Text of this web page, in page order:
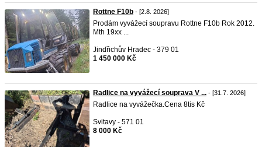
Rottne F10b - [2.8. 2026]
Prodám vyvážecí soupravu Rottne F10b Rok 2012.
Mth 19xx ...
Jindřichův Hradec - 379 01
1 450 000 Kč
Radlice na vyvážecí souprava V ... - [31.7. 2026]
Radlice na vyvážečka.Cena 8tis Kč
Svitavy - 571 01
8 000 Kč